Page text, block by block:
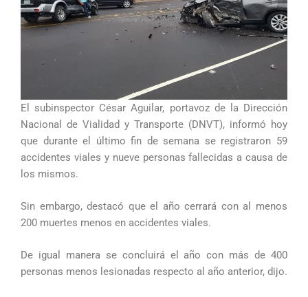
El subinspector César Aguilar, portavoz de la Dirección
Nacional de Vialidad y Transporte (DNVT), informó hoy
que durante el último fin de semana se registraron 59
accidentes viales y nueve personas fallecidas a causa de
los mismos.
Sin embargo, destacó que el año cerrará con al menos
200 muertes menos en accidentes viales.
De igual manera se concluirá el año con más de 400
personas menos lesionadas respecto al año anterior, dijo.